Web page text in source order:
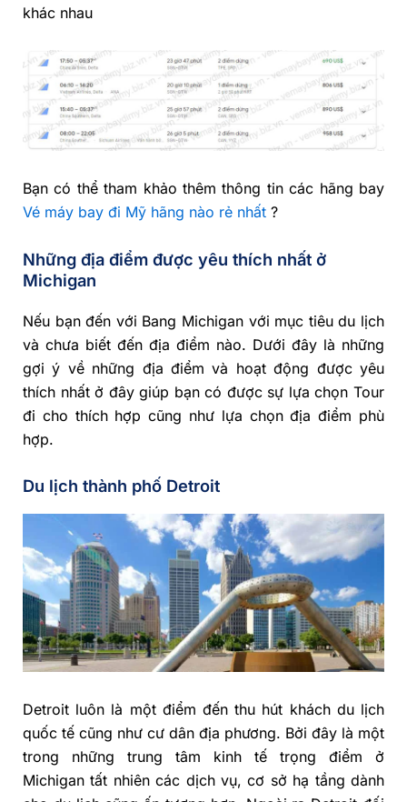
khác nhau
Bạn có thể tham khảo thêm thông tin các hãng bay
Vé máy bay đi Mỹ hãng nào rẻ nhất ?
Những địa điểm được yêu thích nhất ở
Michigan
Nếu bạn đến với Bang Michigan với mục tiêu du lịch
và chưa biết đến địa điểm nào. Dưới đây là những
gợi ý về những địa điểm và hoạt động được yêu
thích nhất ở đây giúp bạn có được sự lựa chọn Tour
đi cho thích hợp cũng như lựa chọn địa điểm phù
hợp.
Du lịch thành phố Detroit
Detroit luôn là một điểm đến thu hút khách du lịch
quốc tế cũng như cư dân địa phương. Bởi đây là một
trong những trung tâm kinh tế trọng điểm ở
Michigan tất nhiên các dịch vụ, cơ sở hạ tầng dành